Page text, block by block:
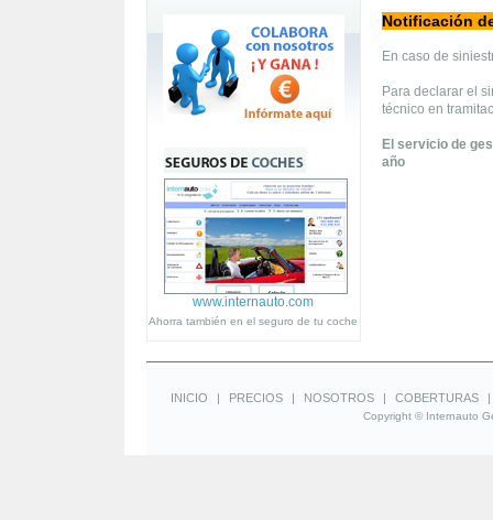
www.internauto.com
Ahorra también en el seguro de tu coche
Notificación
En caso de
Para declarar el
técnico en
El servicio de
año
INICIO | PRECIOS | NOSOTROS | COBERTURAS |
Copyright © Internauto